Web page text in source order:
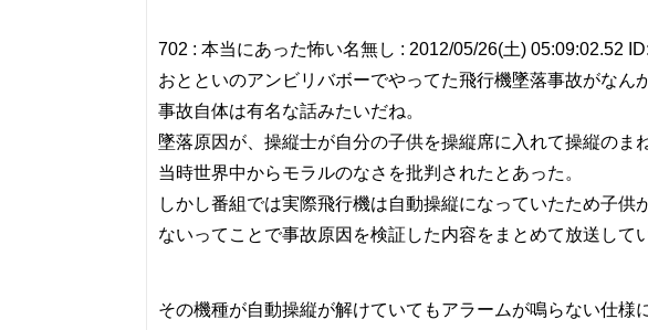
702 : 本当にあった怖い名無し : 2012/05/26(土) 05:09:02.52
おとといのアンビリバボーでやってた飛行機墜落事故がなん
事故自体は有名な話みたいだね。
墜落原因が、操縦士が自分の子供を操縦席に入れて操縦のま
当時世界中からモラルのなさを批判されたとあった。
しかし番組では実際飛行機は自動操縦になっていたため子
ないってことで事故原因を検証した内容をまとめて放送して
その機種が自動操縦が解けていてもアラームが鳴らない仕